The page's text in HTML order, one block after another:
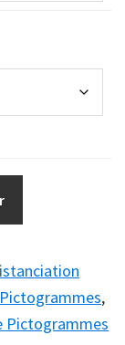
,
Pictogrammes